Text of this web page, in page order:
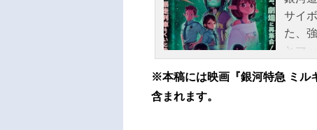
サイ
た、
とマ
列車
※本稿には映画『銀河特急 ミル
含まれます。